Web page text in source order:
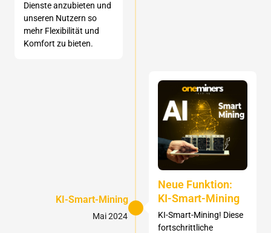
Dienste anzubieten und
unseren Nutzern so
mehr Flexibilität und
Komfort zu bieten.
KI-Smart-Mining
Mai 2024
Neue Funktion:
KI-Smart-Mining
KI-Smart-Mining! Diese
fortschrittliche